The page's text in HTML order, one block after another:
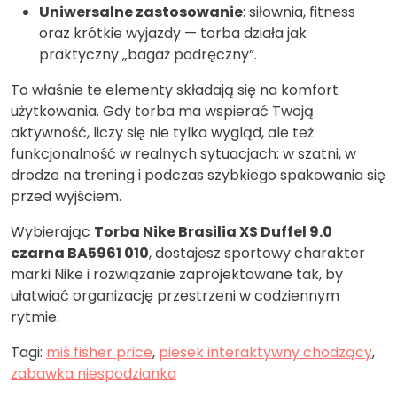
Uniwersalne zastosowanie: siłownia, fitness
oraz krótkie wyjazdy — torba działa jak
praktyczny „bagaż podręczny”.
To właśnie te elementy składają się na komfort
użytkowania. Gdy torba ma wspierać Twoją
aktywność, liczy się nie tylko wygląd, ale też
funkcjonalność w realnych sytuacjach: w szatni, w
drodze na trening i podczas szybkiego spakowania się
przed wyjściem.
Wybierając Torba Nike Brasilia XS Duffel 9.0
czarna BA5961 010, dostajesz sportowy charakter
marki Nike i rozwiązanie zaprojektowane tak, by
ułatwiać organizację przestrzeni w codziennym
rytmie.
Tagi: miś fisher price, piesek interaktywny chodzący,
zabawka niespodzianka